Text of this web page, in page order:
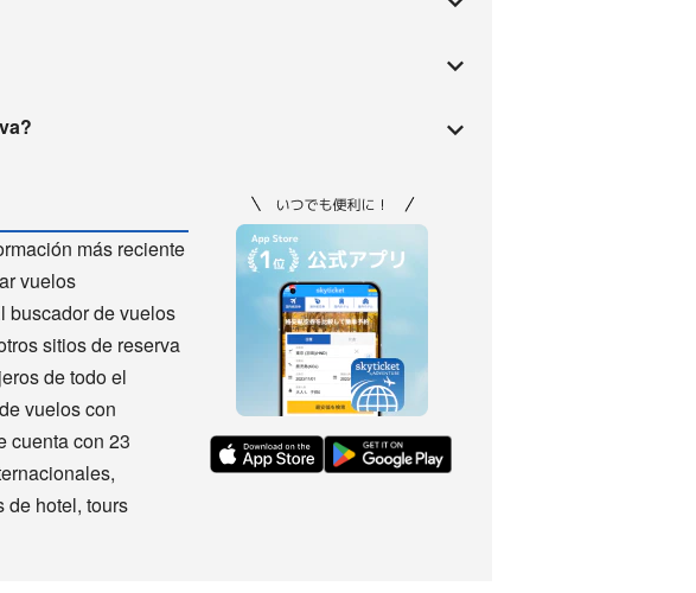
más reciente
vuelos
buscador de vuelos
sitios de reserva
de todo el
vuelos con
cuenta con 23
de hotel, tours